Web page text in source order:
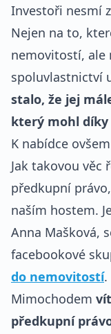
Investoři nesmí
Nejen na to,
nemovitostí, ale
spoluvlastnictví
stalo, že jej
který mohl
K nabídce
Jak takovou věc
předkupní
naším hostem.
Anna Mašková,
facebookové
do nemovitostí.
Mimochodem
předkupní